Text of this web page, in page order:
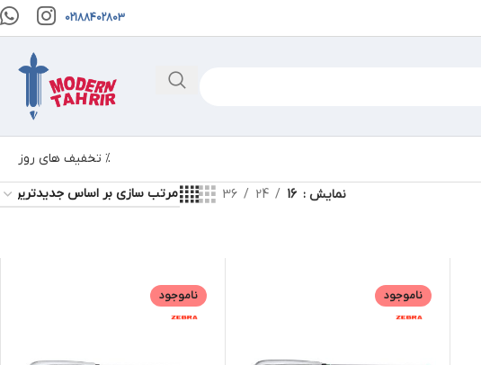
02188402803
% تخفیف های روز
نمایش 16
24
36
ناموجود ناموجود